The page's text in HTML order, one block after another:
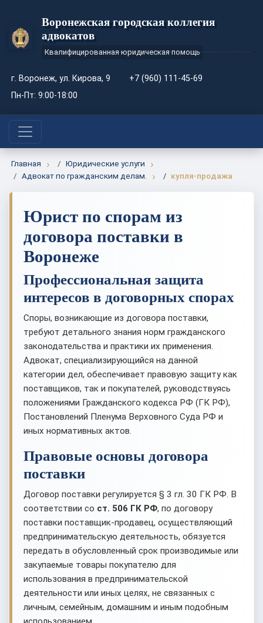
Воронежская городская коллегия
адвокатов
Квалифицированная юридическая помощь
г. Воронеж, ул. Кирова, 9
+7 (960) 111-45-69
Пн-Пт: 9:00-18:00
Главная
Юридические услуги
Адвокат по гражданским делам.
купля-продажа
Юрист по спорам из
договора поставки в
Воронеже
Профессиональная защита
интересов в договорных спорах
Споры, возникающие из договора поставки,
требуют детального знания норм гражданского
законодательства и практики их применения.
Адвокат, специализирующийся на данной
категории дел, обеспечивает правовую защиту как
поставщиков, так и покупателей, руководствуясь
положениями Гражданского кодекса РФ (ГК РФ),
Постановлений Пленума Верховного Суда РФ и
иных нормативных актов.
Правовые основы договора
поставки
Договор поставки регулируется § 3 гл. 30 ГК РФ. В
соответствии со ст. 506 ГК РФ, по договору
поставки поставщик-продавец, осуществляющий
предпринимательскую деятельность, обязуется
передать в обусловленный срок производимые или
закупаемые товары покупателю для
использования в предпринимательской
деятельности или иных целях, не связанных с
личным, семейным, домашним и иным подобным